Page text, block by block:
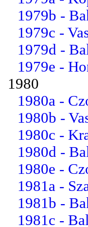
1979b -
1979c -
1979d -
1979e -
1980
1980a -
1980b -
1980c -
1980d -
1980e -
1981a -
1981b -
1981c -